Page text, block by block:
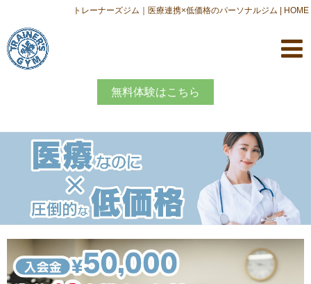
トレーナーズジム｜医療連携×低価格のパーソナルジム | HOME
無料体験はこちら